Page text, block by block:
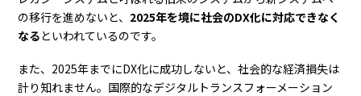
の移行を進めないと、 2025年を境に社会のDX化に対応できなく
なるといわれているのです。
また、2025年までにDX化に成功しないと、社会的な経済損失は
計り知れません。国際的なデジタルトランスフォーメーション